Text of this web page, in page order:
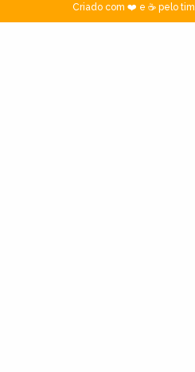
Criado com ❤️ e ☕ pelo